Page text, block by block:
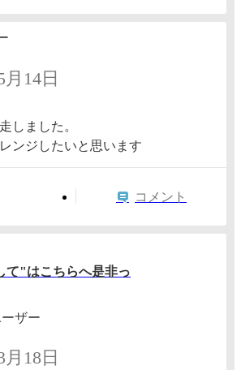
月14日
しました。
ンジしたいと思います
コメント
て"はこちらへ是非っ
ザー
月18日